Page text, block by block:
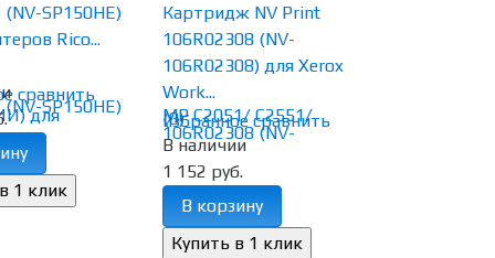
сравнить
(NV-SP150HE)
Rico...
избранное сравнить
Картридж NV Print
106R02308 (NV-
106R02308) для Xerox
Work...
(0)
В наличии
1 152 руб.
В корзину